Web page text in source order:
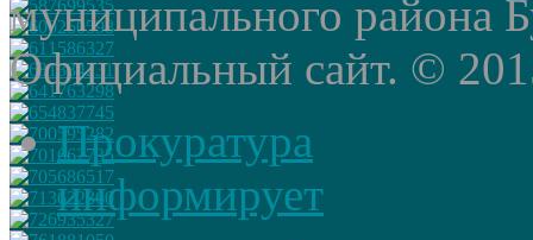
муниципального района
Официальный сайт. ©
Прокуратура
информирует